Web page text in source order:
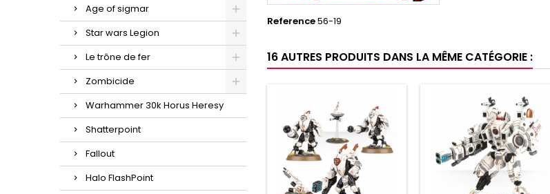
Age of sigmar
Star wars Legion
Le trône de fer
Zombicide
Warhammer 30k Horus Heresy
Shatterpoint
Fallout
Halo FlashPoint
Reference56-19
16 AUTRES PRODUITS DANS LA MÊME CATÉGORIE :